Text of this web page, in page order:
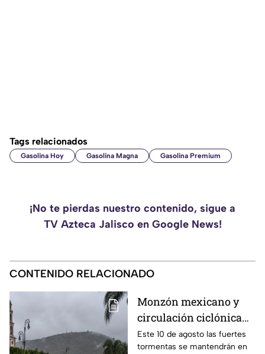
Tags relacionados
Gasolina Hoy Gasolina Magna Gasolina Premium
¡No te pierdas nuestro contenido, sigue a
TV Azteca Jalisco en Google News!
CONTENIDO RELACIONADO
Monzón mexicano y
circulación ciclónica
mantendrán fuertes
tormentas en Nayarit
Este 10 de agosto las fuertes
tormentas se mantendrán en